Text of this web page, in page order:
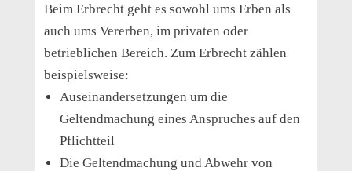
Beim Erbrecht geht es sowohl ums Erben als
auch ums Vererben, im privaten oder
betrieblichen Bereich. Zum Erbrecht zählen
beispielsweise:
Auseinandersetzungen um die
Geltendmachung eines Anspruches auf den
Pflichtteil
Die Geltendmachung und Abwehr von